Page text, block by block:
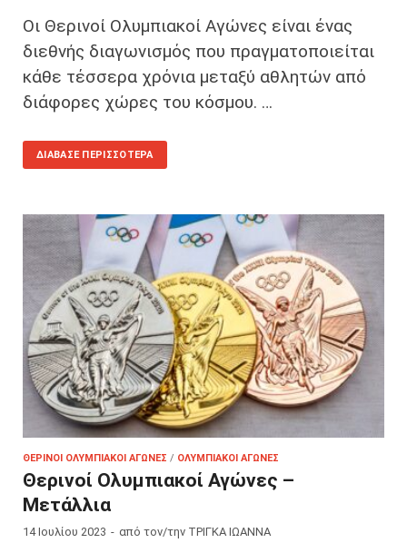
Οι Θερινοί Ολυμπιακοί Αγώνες είναι ένας
διεθνής διαγωνισμός που πραγματοποιείται
κάθε τέσσερα χρόνια μεταξύ αθλητών από
διάφορες χώρες του κόσμου. …
ΔΙΆΒΑΣΕ ΠΕΡΙΣΣΌΤΕΡΑ
ΘΕΡΙΝΟΊ ΟΛΥΜΠΙΑΚΟΊ ΑΓΏΝΕΣ / ΟΛΥΜΠΙΑΚΟΊ ΑΓΏΝΕΣ
Θερινοί Ολυμπιακοί Αγώνες –
Μετάλλια
14 Ιουλίου 2023 - από τον/την ΤΡΙΓΚΑ ΙΩΑΝΝΑ